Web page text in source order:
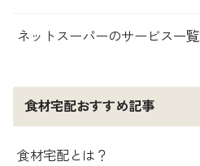
ネットスーパーのサービス一覧
食材宅配おすすめ記事
食材宅配とは？